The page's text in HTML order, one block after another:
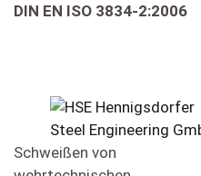
DIN EN ISO 3834-2:2006
Schweißen von